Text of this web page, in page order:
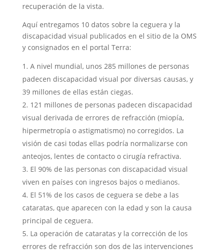
recuperación de la vista.
Aquí entregamos 10 datos sobre la ceguera y la
discapacidad visual publicados en el sitio de la OMS
y consignados en el portal Terra:
A nivel mundial, unos 285 millones de personas
padecen discapacidad visual por diversas causas, y
39 millones de ellas están ciegas.
121 millones de personas padecen discapacidad
visual derivada de errores de refracción (miopía,
hipermetropía o astigmatismo) no corregidos. La
visión de casi todas ellas podría normalizarse con
anteojos, lentes de contacto o cirugía refractiva.
El 90% de las personas con discapacidad visual
viven en países con ingresos bajos o medianos.
El 51% de los casos de ceguera se debe a las
cataratas, que aparecen con la edad y son la causa
principal de ceguera.
La operación de cataratas y la corrección de los
errores de refracción son dos de las intervenciones